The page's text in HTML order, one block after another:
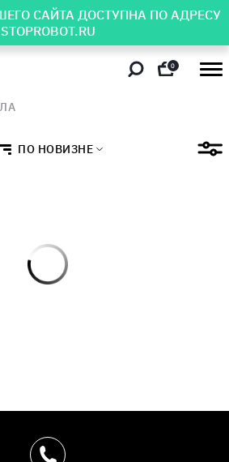
САЙТА ДОСТУПНА ПО АДРЕСУ
STOPROBOT.RU
0
ПО НОВИЗНЕ